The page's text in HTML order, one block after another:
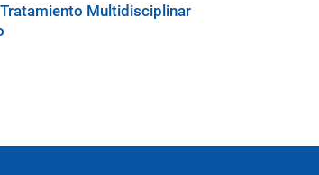
Multidisciplinar